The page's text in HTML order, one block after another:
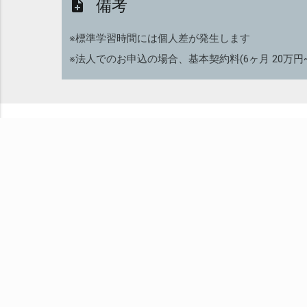
note_add 備考
※標準学習時間には個人差が発生します
※法人でのお申込の場合、基本契約料(6ヶ月 20万